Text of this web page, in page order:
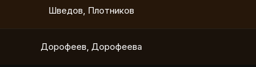
Чистяков, Петухов
Охотников, Фердман